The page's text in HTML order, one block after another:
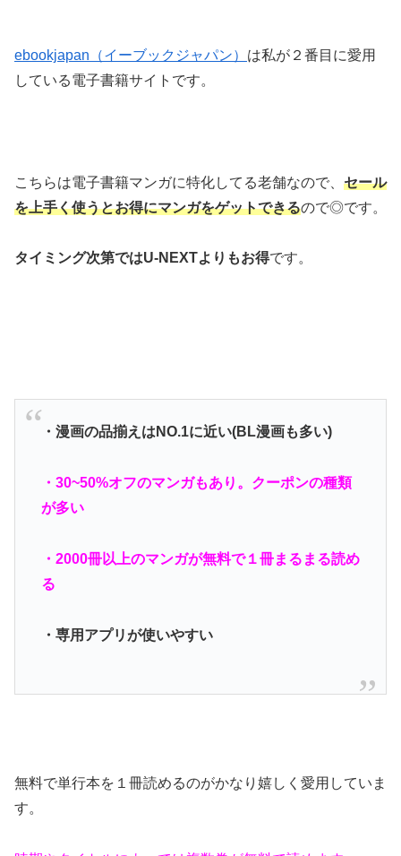
ebookjapan（イーブックジャパン） は私が２番目に愛用
している電子書籍サイトです。
こちらは電子書籍マンガに特化してる老舗なので、 セール
を上手く使うとお得にマンガをゲットできるので◎です。
タイミング次第ではU-NEXTよりもお得です。
・漫画の品揃えはNO.1に近い(BL漫画も多い)
・30~50%オフのマンガもあり。クーポンの種類
が多い
・2000冊以上のマンガが無料で１冊まるまる読め
る
・専用アプリが使いやすい
無料で単行本を１冊読めるのがかなり嬉しく愛用していま
す。